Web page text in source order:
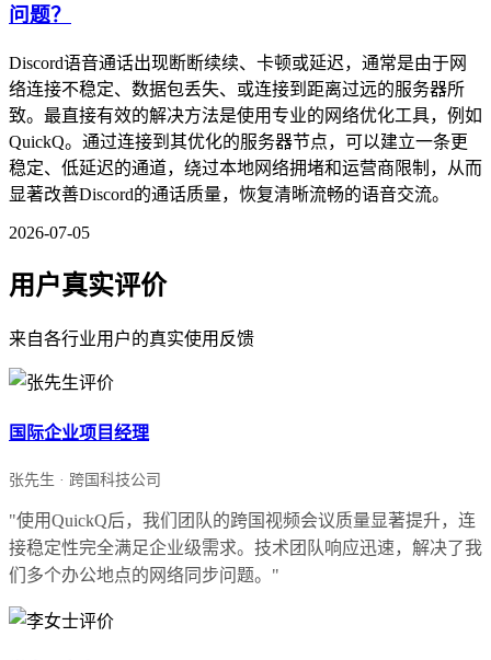
问题？
Discord语音通话出现断断续续、卡顿或延迟，通常是由于网
络连接不稳定、数据包丢失、或连接到距离过远的服务器所
致。最直接有效的解决方法是使用专业的网络优化工具，例如
QuickQ。通过连接到其优化的服务器节点，可以建立一条更
稳定、低延迟的通道，绕过本地网络拥堵和运营商限制，从而
显著改善Discord的通话质量，恢复清晰流畅的语音交流。
2026-07-05
用户真实评价
来自各行业用户的真实使用反馈
国际企业项目经理
张先生 · 跨国科技公司
"使用QuickQ后，我们团队的跨国视频会议质量显著提升，连
接稳定性完全满足企业级需求。技术团队响应迅速，解决了我
们多个办公地点的网络同步问题。"